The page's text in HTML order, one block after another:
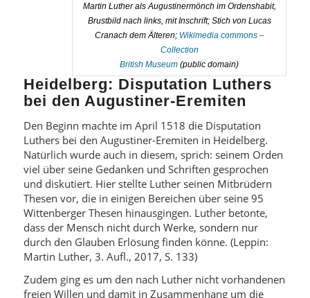
Martin Luther als Augustinermönch im Ordenshabit,
Brustbild nach links, mit Inschrift; Stich von Lucas
Cranach dem Älteren; Wikimedia commons –
Collection
British Museum (public domain)
Heidelberg: Disputation Luthers
bei den Augustiner-Eremiten
Den Beginn machte im April 1518 die Disputation
Luthers bei den Augustiner-Eremiten in Heidelberg.
Natürlich wurde auch in diesem, sprich: seinem Orden
viel über seine Gedanken und Schriften gesprochen
und diskutiert. Hier stellte Luther seinen Mitbrüdern
Thesen vor, die in einigen Bereichen über seine 95
Wittenberger Thesen hinausgingen. Luther betonte,
dass der Mensch nicht durch Werke, sondern nur
durch den Glauben Erlösung finden könne. (Leppin:
Martin Luther, 3. Aufl., 2017, S. 133)
Zudem ging es um den nach Luther nicht vorhandenen
freien Willen und damit in Zusammenhang um die